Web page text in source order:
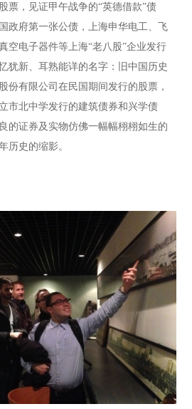
票，见证甲午战争的“英德借款”债
政府第一张公债，上海申华电工、飞
空电子器件等上海“老八股”企业发行
犹新、耳熟能详的名字：旧中国历史
份有限公司在民国期间发行的股票，
市北中学发行的建筑债券和兴学债
的证券及实物仿佛一幅幅栩栩如生的
历史的缩影。